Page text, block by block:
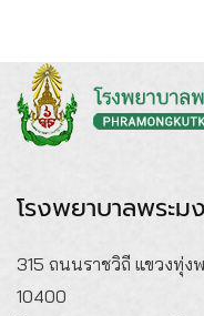
โรงพยาบาลพระม
315 ถนนราชวิถี แขวงทุ่ง
10400